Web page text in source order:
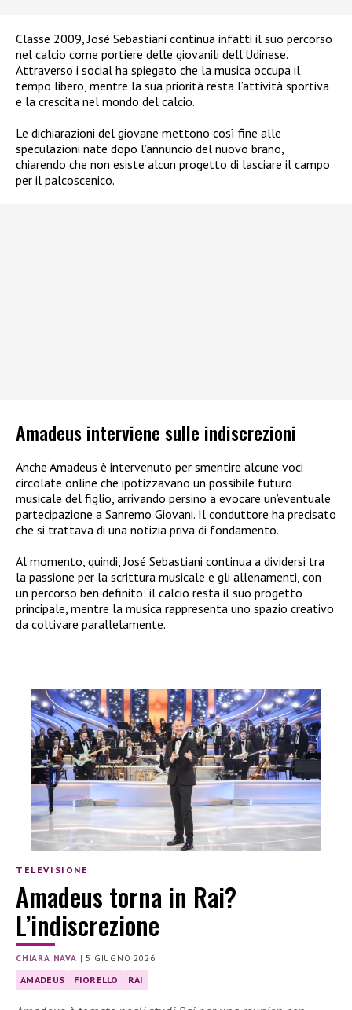
Classe 2009, José Sebastiani continua infatti il suo percorso
nel calcio come portiere delle giovanili dell’Udinese.
Attraverso i social ha spiegato che la musica occupa il
tempo libero, mentre la sua priorità resta l’attività sportiva
e la crescita nel mondo del calcio.
Le dichiarazioni del giovane mettono così fine alle
speculazioni nate dopo l’annuncio del nuovo brano,
chiarendo che non esiste alcun progetto di lasciare il campo
per il palcoscenico.
Amadeus interviene sulle indiscrezioni
Anche Amadeus è intervenuto per smentire alcune voci
circolate online che ipotizzavano un possibile futuro
musicale del figlio, arrivando persino a evocare un’eventuale
partecipazione a Sanremo Giovani. Il conduttore ha precisato
che si trattava di una notizia priva di fondamento.
Al momento, quindi, José Sebastiani continua a dividersi tra
la passione per la scrittura musicale e gli allenamenti, con
un percorso ben definito: il calcio resta il suo progetto
principale, mentre la musica rappresenta uno spazio creativo
da coltivare parallelamente.
TELEVISIONE
Amadeus torna in Rai?
L’indiscrezione
CHIARA NAVA |5 GIUGNO 2026
AMADEUS FIORELLO RAI